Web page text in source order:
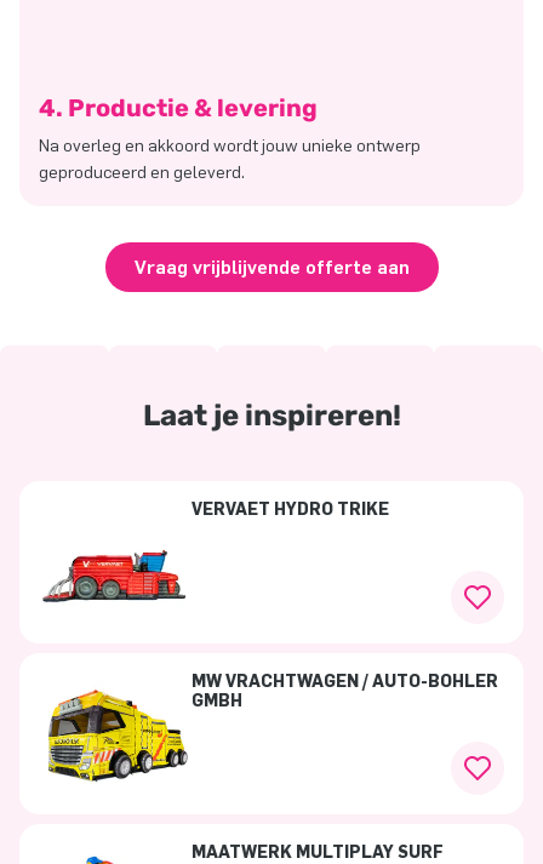
4. Productie & levering
Na overleg en akkoord wordt jouw unieke ontwerp
geproduceerd en geleverd.
Vraag vrijblijvende offerte aan
Laat je inspireren!
VERVAET HYDRO TRIKE
MW VRACHTWAGEN / AUTO-BÖHLER
GMBH
MAATWERK MULTIPLAY SURF